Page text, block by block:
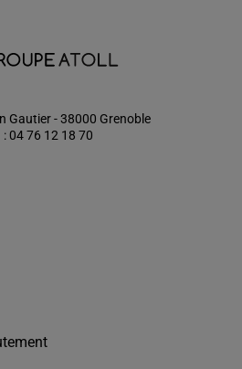
Gautier - 38000 Grenoble
: 04 76 12 18 70